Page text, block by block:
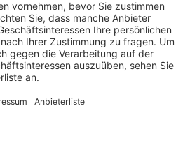
in Hürth. Und damit startet
#HÜRTHimSommer zum
Sommerferien. Bis zum 22.
hinter dem Bürgerhaus
Air-Veranstaltungen auf dem
zum Beispiel eine Comedy
Bäumer.